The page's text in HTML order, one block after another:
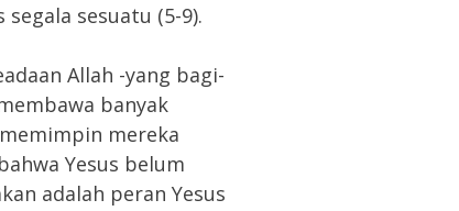
sesuatu (5-9).
Allah -yang bagi-
banyak
mereka
Yesus belum
adalah peran Yesus